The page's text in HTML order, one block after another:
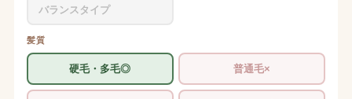
バランスタイプ
髪質
硬毛・多毛◎ 普通毛×